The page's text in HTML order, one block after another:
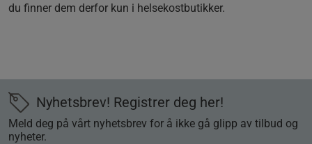
du finner dem derfor kun i helsekostbutikker.
Nyhetsbrev! Registrer deg her!
Meld deg på vårt nyhetsbrev for å ikke gå glipp av tilbud og
nyheter.